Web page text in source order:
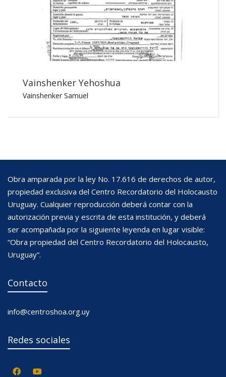
Vainshenker Yehoshua
Vainshenker Samuel
Obra amparada por la ley No. 17.616 de derechos de autor,
propiedad exclusiva del Centro Recordatorio del Holocausto
Uruguay. Cualquier reproducción deberá contar con la
autorización previa y escrita de esta institución, y deberá
ser acompañada por la siguiente leyenda en lugar visible:
“Obra propiedad del Centro Recordatorio del Holocausto,
Uruguay”.
Contacto
info@centroshoa.org.uy
Redes sociales